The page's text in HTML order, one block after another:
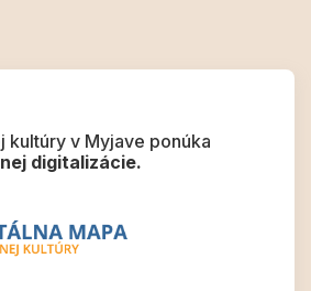
kultúry v Myjave ponúka
digitalizácie.